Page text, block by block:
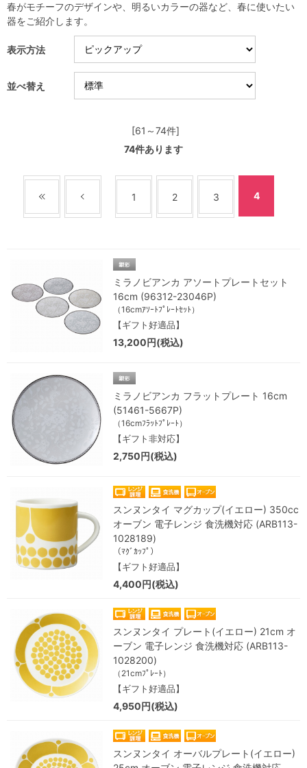
春がモチーフのデザインや、明るいカラーの器など、春に使いたい
器をご紹介します。
表示方法
並べ替え
[61～74件]
74件あります
1 2 3 4
ミラノビアンカ アソートプレートセット
16cm (96312-23046P)
（16cmｱｿｰﾄﾌﾟﾚｰﾄｾｯﾄ）
【ギフト好適品】
13,200円(税込)
ミラノビアンカ フラットプレート 16cm
(51461-5667P)
（16cmﾌﾗｯﾄﾌﾟﾚｰﾄ）
【ギフト非対応】
2,750円(税込)
スンヌンタイ マグカップ(イエロー) 350cc
オーブン 電子レンジ 食洗機対応 (ARB113-
1028189)
（ﾏｸﾞｶｯﾌﾟ）
【ギフト好適品】
4,400円(税込)
スンヌンタイ プレート(イエロー) 21cm オ
ーブン 電子レンジ 食洗機対応 (ARB113-
1028200)
（21cmﾌﾟﾚｰﾄ）
【ギフト好適品】
4,950円(税込)
スンヌンタイ オーバルプレート(イエロー)